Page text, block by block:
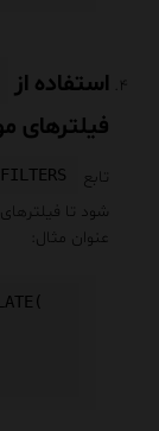
استفاده از
فیلترهای
تابع
شود تا
عنوان مثال: